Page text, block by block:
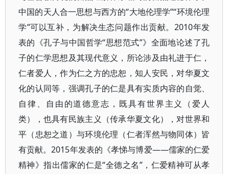
中国的天人合一思想与西方的“大地伦理学”“环境伦理
学”可以互补，为解决生态问题作出贡献。2010年发
表的《孔子与中国哲学“思想范式”》全面地论述了孔
子的仁学思想及其现代意义，所论涉及由礼进于仁，
仁者爱人，作为仁之方的忠恕，知人安民，对华夏文
化的认同等，强调孔子的仁是具有实质内容的自觉、
自律、自由的道德意志，既具有世界主义（爱人
类），也具有民族主义（传承华夏文化），对世界和
平（忠恕之道）与环境伦理（仁者浑然与物同体）皆
有贡献。2015年发表的《孝悌与博爱——儒家的仁爱
精神》指出儒家的仁是“全德之名”，仁爱精神可从孝